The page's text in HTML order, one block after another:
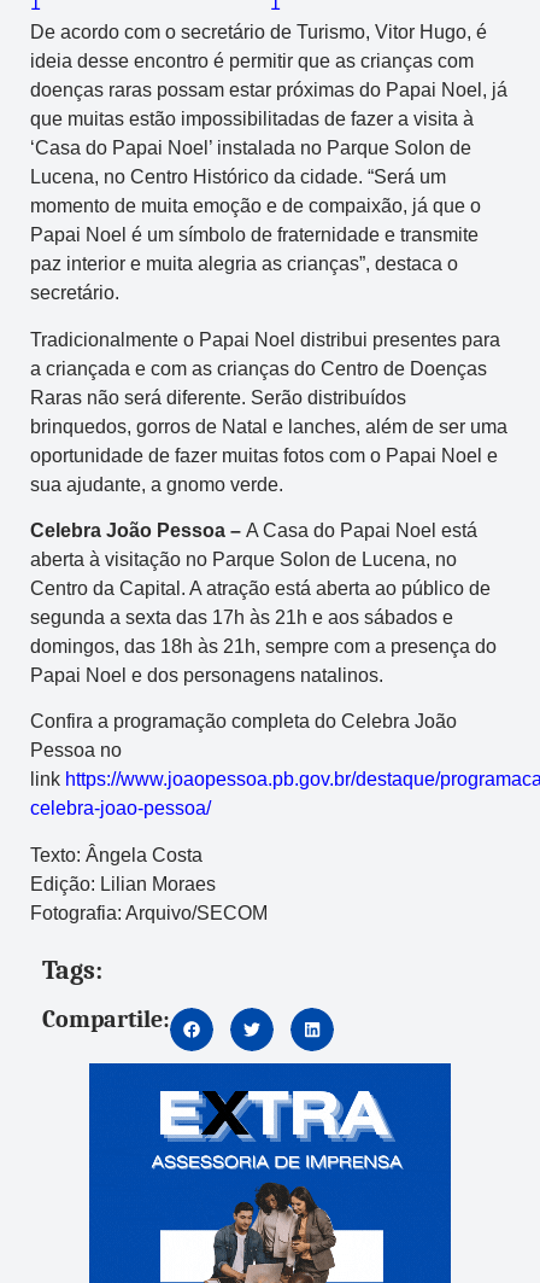
De acordo com o secretário de Turismo, Vitor Hugo, é
ideia desse encontro é permitir que as crianças com
doenças raras possam estar próximas do Papai Noel, já
que muitas estão impossibilitadas de fazer a visita à
‘Casa do Papai Noel’ instalada no Parque Solon de
Lucena, no Centro Histórico da cidade. “Será um
momento de muita emoção e de compaixão, já que o
Papai Noel é um símbolo de fraternidade e transmite
paz interior e muita alegria as crianças”, destaca o
secretário.
Tradicionalmente o Papai Noel distribui presentes para
a criançada e com as crianças do Centro de Doenças
Raras não será diferente. Serão distribuídos
brinquedos, gorros de Natal e lanches, além de ser uma
oportunidade de fazer muitas fotos com o Papai Noel e
sua ajudante, a gnomo verde.
Celebra João Pessoa – A Casa do Papai Noel está
aberta à visitação no Parque Solon de Lucena, no
Centro da Capital. A atração está aberta ao público de
segunda a sexta das 17h às 21h e aos sábados e
domingos, das 18h às 21h, sempre com a presença do
Papai Noel e dos personagens natalinos.
Confira a programação completa do Celebra João
Pessoa no
link https://www.joaopessoa.pb.gov.br/destaque/
celebra-joao-pessoa/
Texto: Ângela Costa
Edição: Lilian Moraes
Fotografia: Arquivo/SECOM
Tags:
Compartile: